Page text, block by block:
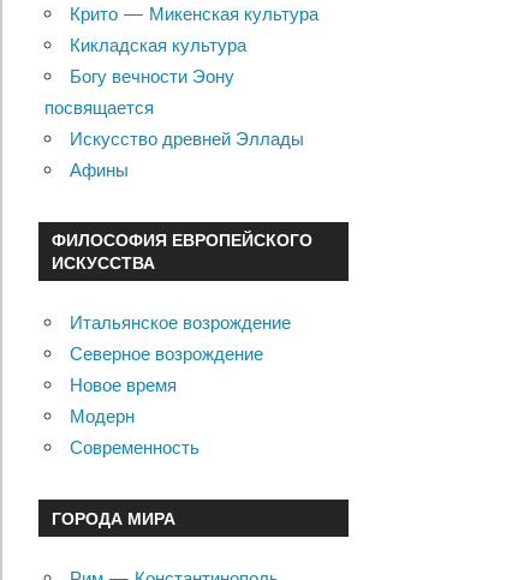
Крито — Микенская культура
Кикладская культура
Богу вечности Эону
посвящается
Искусство древней Эллады
Афины
ФИЛОСОФИЯ ЕВРОПЕЙСКОГО
ИСКУССТВА
Итальянское возрождение
Северное возрождение
Новое время
Модерн
Современность
ГОРОДА МИРА